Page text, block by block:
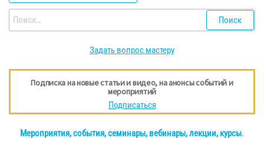
Найти:
Задать вопрос мастеру
Подписка на новые статьи и видео, на анонсы событий и
мероприятий
Подписаться
Мероприятия, события, семинары, вебинары, лекции, курсы.